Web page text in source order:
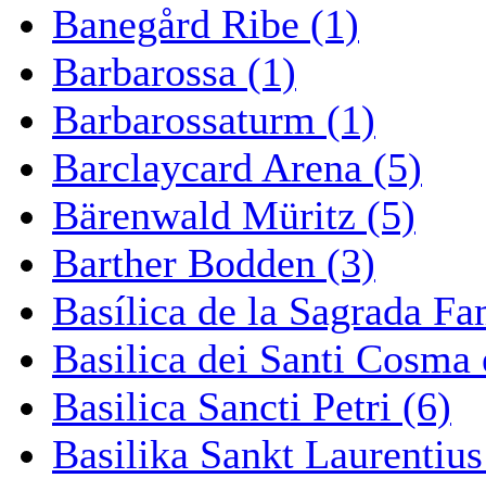
Banegård Ribe (1)
Barbarossa (1)
Barbarossaturm (1)
Barclaycard Arena (5)
Bärenwald Müritz (5)
Barther Bodden (3)
Basílica de la Sagrada
Basilica dei Santi
Basilica Sancti Petri (6)
Basilika Sankt